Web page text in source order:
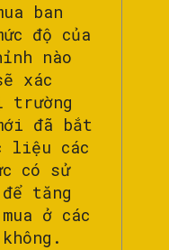
ban
độ của
nào
xác
trường
đã bắt
liệu các
có sử
tăng
ở các